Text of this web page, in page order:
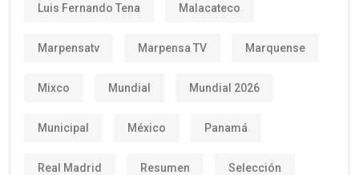
Luis Fernando Tena Malacateco
Marpensatv Marpensa TV Marquense
Mixco Mundial Mundial 2026
Municipal México Panamá
Real Madrid Resumen Selección